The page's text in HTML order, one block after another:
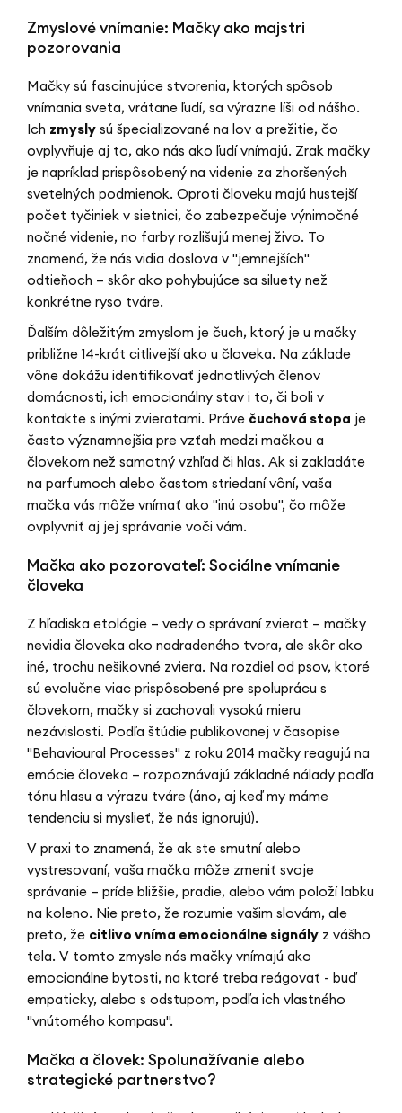
Zmyslové vnímanie: Mačky ako majstri
pozorovania
Mačky sú fascinujúce stvorenia, ktorých spôsob
vnímania sveta, vrátane ľudí, sa výrazne líši od nášho.
Ich zmysly sú špecializované na lov a prežitie, čo
ovplyvňuje aj to, ako nás ako ľudí vnímajú. Zrak mačky
je napríklad prispôsobený na videnie za zhoršených
svetelných podmienok. Oproti človeku majú hustejší
počet tyčiniek v sietnici, čo zabezpečuje výnimočné
nočné videnie, no farby rozlišujú menej živo. To
znamená, že nás vidia doslova v "jemnejších"
odtieňoch – skôr ako pohybujúce sa siluety než
konkrétne ryso tváre.
Ďalším dôležitým zmyslom je čuch, ktorý je u mačky
približne 14-krát citlivejší ako u človeka. Na základe
vône dokážu identifikovať jednotlivých členov
domácnosti, ich emocionálny stav i to, či boli v
kontakte s inými zvieratami. Práve čuchová stopa je
často významnejšia pre vzťah medzi mačkou a
človekom než samotný vzhľad či hlas. Ak si zakladáte
na parfumoch alebo častom striedaní vôní, vaša
mačka vás môže vnímať ako "inú osobu", čo môže
ovplyvniť aj jej správanie voči vám.
Mačka ako pozorovateľ: Sociálne vnímanie
človeka
Z hľadiska etológie – vedy o správaní zvierat – mačky
nevidia človeka ako nadradeného tvora, ale skôr ako
iné, trochu nešikovné zviera. Na rozdiel od psov, ktoré
sú evolučne viac prispôsobené pre spoluprácu s
človekom, mačky si zachovali vysokú mieru
nezávislosti. Podľa štúdie publikovanej v časopise
"Behavioural Processes" z roku 2014 mačky reagujú na
emócie človeka – rozpoznávajú základné nálady podľa
tónu hlasu a výrazu tváre (áno, aj keď my máme
tendenciu si myslieť, že nás ignorujú).
V praxi to znamená, že ak ste smutní alebo
vystresovaní, vaša mačka môže zmeniť svoje
správanie – príde bližšie, pradie, alebo vám položí labku
na koleno. Nie preto, že rozumie vašim slovám, ale
preto, že citlivo vníma emocionálne signály z vášho
tela. V tomto zmysle nás mačky vnímajú ako
emocionálne bytosti, na ktoré treba reágovať - buď
empaticky, alebo s odstupom, podľa ich vlastného
"vnútorného kompasu".
Mačka a človek: Spolunažívanie alebo
strategické partnerstvo?